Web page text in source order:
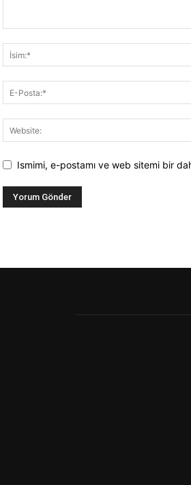
Ismimi, e-postamı ve web sitemi bir